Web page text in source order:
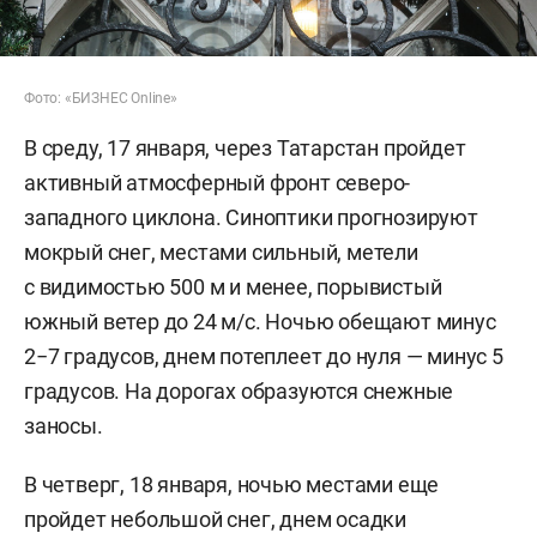
Фото: «БИЗНЕС Online»
В среду, 17 января, через Татарстан пройдет
активный атмосферный фронт северо-
западного циклона. Синоптики прогнозируют
мокрый снег, местами сильный, метели
с видимостью 500 м и менее, порывистый
южный ветер до 24 м/с. Ночью обещают минус
2−7 градусов, днем потеплеет до нуля — минус 5
градусов. На дорогах образуются снежные
заносы.
В четверг, 18 января, ночью местами еще
пройдет небольшой снег, днем осадки